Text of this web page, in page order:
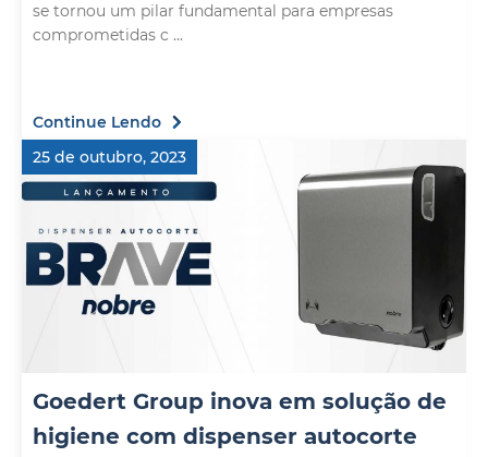
se tornou um pilar fundamental para empresas
comprometidas c ...
Continue Lendo
25 de outubro, 2023
Goedert Group inova em solução de
higiene com dispenser autocorte